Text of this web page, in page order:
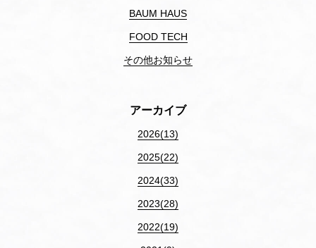
BAUM HAUS
FOOD TECH
その他お知らせ
アーカイブ
2026(13)
2025(22)
2024(33)
2023(28)
2022(19)